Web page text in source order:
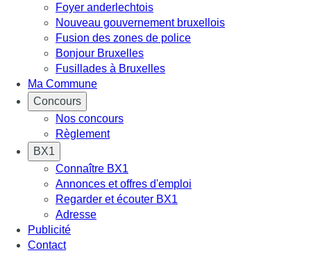
Foyer anderlechtois
Nouveau gouvernement bruxellois
Fusion des zones de police
Bonjour Bruxelles
Fusillades à Bruxelles
Ma Commune
Concours
Nos concours
Règlement
BX1
Connaître BX1
Annonces et offres d'emploi
Regarder et écouter BX1
Adresse
Publicité
Contact